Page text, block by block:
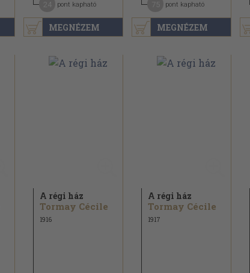
MEGNÉZEM
pont kapható
MEGNÉZEM
pont kapható
A régi ház
Tormay Cécile
1916
A régi ház
Tormay Cécile
1917